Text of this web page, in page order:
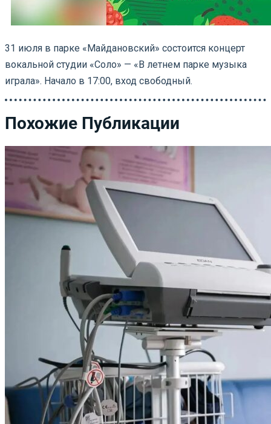
31 июля в парке «Майдановский» состоится концерт
вокальной студии «Соло» — «В летнем парке музыка
играла». Начало в 17:00, вход свободный.
Похожие Публикации